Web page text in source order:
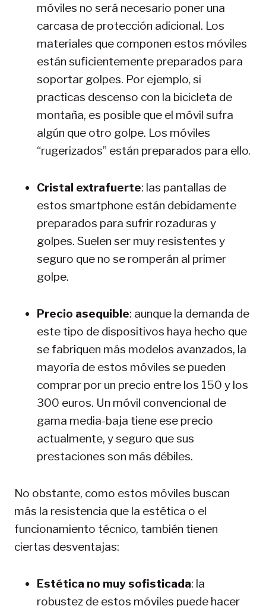
móviles no será necesario poner una
carcasa de protección adicional. Los
materiales que componen estos móviles
están suficientemente preparados para
soportar golpes. Por ejemplo, si
practicas descenso con la bicicleta de
montaña, es posible que el móvil sufra
algún que otro golpe. Los móviles
“rugerizados” están preparados para ello.
Cristal extrafuerte: las pantallas de
estos smartphone están debidamente
preparados para sufrir rozaduras y
golpes. Suelen ser muy resistentes y
seguro que no se romperán al primer
golpe.
Precio asequible: aunque la demanda de
este tipo de dispositivos haya hecho que
se fabriquen más modelos avanzados, la
mayoría de estos móviles se pueden
comprar por un precio entre los 150 y los
300 euros. Un móvil convencional de
gama media-baja tiene ese precio
actualmente, y seguro que sus
prestaciones son más débiles.
No obstante, como estos móviles buscan
más la resistencia que la estética o el
funcionamiento técnico, también tienen
ciertas desventajas:
Estética no muy sofisticada: la
robustez de estos móviles puede hacer